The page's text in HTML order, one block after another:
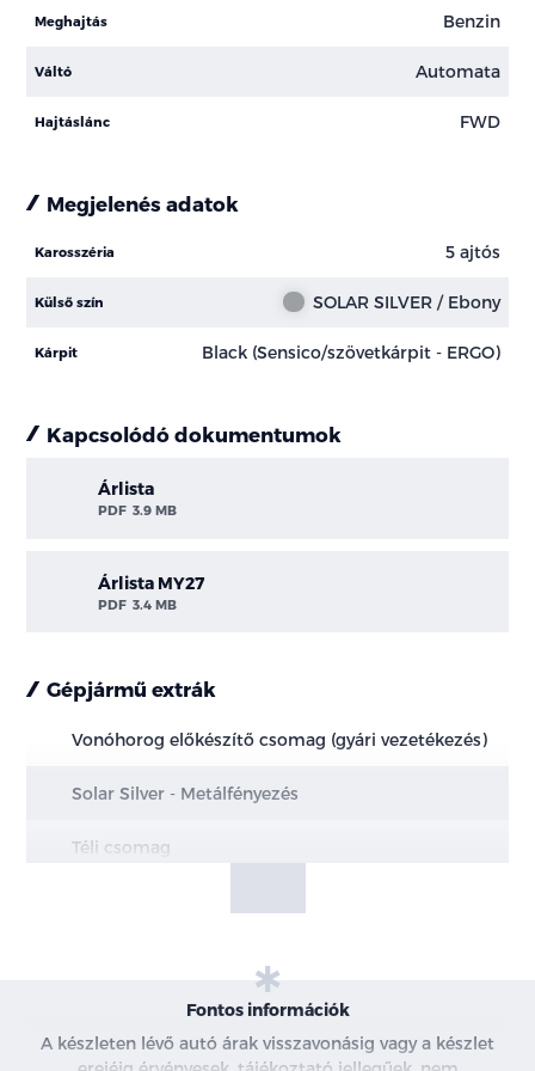
Meghajtás Benzin
Váltó Automata
Hajtáslánc FWD
Megjelenés adatok
Karosszéria 5 ajtós
Külső szín SOLAR SILVER / Ebony
Kárpit Black (Sensico/szövetkárpit - ERGO)
Kapcsolódó dokumentumok
Árlista
PDF 3.9 MB
Árlista MY27
PDF 3.4 MB
Gépjármű extrák
Vonóhorog előkészítő csomag (gyári vezetékezés)
Solar Silver - Metálfényezés
Téli csomag
Fontos információk
A készleten lévő autó árak visszavonásig vagy a készlet